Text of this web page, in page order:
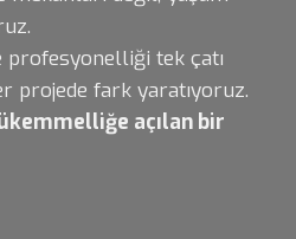
profesyonelliği tek çatı
projede fark yaratıyoruz.
açılan bir